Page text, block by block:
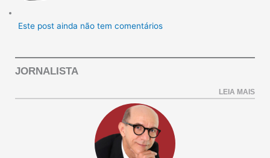
Este post ainda não tem comentários
JORNALISTA
LEIA MAIS